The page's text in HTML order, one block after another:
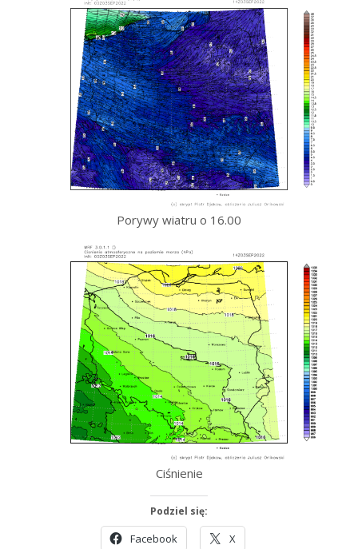
Porywy wiatru o 16.00
Ciśnienie
Podziel się:
Facebook X